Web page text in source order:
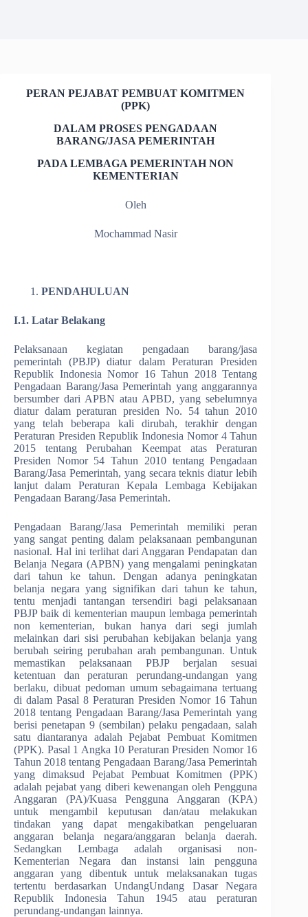
PERAN PEJABAT PEMBUAT KOMITMEN
(PPK)
DALAM PROSES PENGADAAN
BARANG/JASA PEMERINTAH
PADA LEMBAGA PEMERINTAH NON
KEMENTERIAN
Oleh
Mochammad Nasir
PENDAHULUAN
I.1. Latar Belakang
Pelaksanaan kegiatan pengadaan barang/jasa
pemerintah (PBJP) diatur dalam Peraturan Presiden
Republik Indonesia Nomor 16 Tahun 2018 Tentang
Pengadaan Barang/Jasa Pemerintah yang anggarannya
bersumber dari APBN atau APBD, yang sebelumnya
diatur dalam peraturan presiden No. 54 tahun 2010
yang telah beberapa kali dirubah, terakhir dengan
Peraturan Presiden Republik Indonesia Nomor 4 Tahun
2015 tentang Perubahan Keempat atas Peraturan
Presiden Nomor 54 Tahun 2010 tentang Pengadaan
Barang/Jasa Pemerintah, yang secara teknis diatur lebih
lanjut dalam Peraturan Kepala Lembaga Kebijakan
Pengadaan Barang/Jasa Pemerintah.
Pengadaan Barang/Jasa Pemerintah memiliki peran
yang sangat penting dalam pelaksanaan pembangunan
nasional. Hal ini terlihat dari Anggaran Pendapatan dan
Belanja Negara (APBN) yang mengalami peningkatan
dari tahun ke tahun. Dengan adanya peningkatan
belanja negara yang signifikan dari tahun ke tahun,
tentu menjadi tantangan tersendiri bagi pelaksanaan
PBJP baik di kementerian maupun lembaga pemerintah
non kementerian, bukan hanya dari segi jumlah
melainkan dari sisi perubahan kebijakan belanja yang
berubah seiring perubahan arah pembangunan. Untuk
memastikan pelaksanaan PBJP berjalan sesuai
ketentuan dan peraturan perundang-undangan yang
berlaku, dibuat pedoman umum sebagaimana tertuang
di dalam Pasal 8 Peraturan Presiden Nomor 16 Tahun
2018 tentang Pengadaan Barang/Jasa Pemerintah yang
berisi penetapan 9 (sembilan) pelaku pengadaan, salah
satu diantaranya adalah Pejabat Pembuat Komitmen
(PPK). Pasal 1 Angka 10 Peraturan Presiden Nomor 16
Tahun 2018 tentang Pengadaan Barang/Jasa Pemerintah
yang dimaksud Pejabat Pembuat Komitmen (PPK)
adalah pejabat yang diberi kewenangan oleh Pengguna
Anggaran (PA)/Kuasa Pengguna Anggaran (KPA)
untuk mengambil keputusan dan/atau melakukan
tindakan yang dapat mengakibatkan pengeluaran
anggaran belanja negara/anggaran belanja daerah.
Sedangkan Lembaga adalah organisasi non-
Kementerian Negara dan instansi lain pengguna
anggaran yang dibentuk untuk melaksanakan tugas
tertentu berdasarkan UndangUndang Dasar Negara
Republik Indonesia Tahun 1945 atau peraturan
perundang-undangan lainnya.